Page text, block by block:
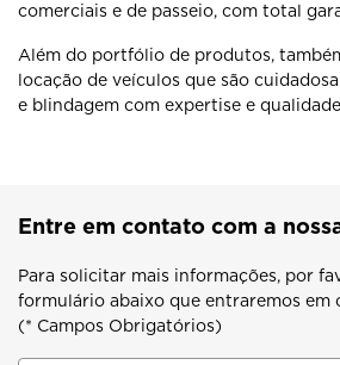
comerciais e de passeio, com total
Além do portfólio de produtos,
locação de veículos que são
e blindagem com expertise e
Entre em contato com a
Para solicitar mais informações, por
formulário abaixo que entraremos em
(* Campos Obrigatórios)